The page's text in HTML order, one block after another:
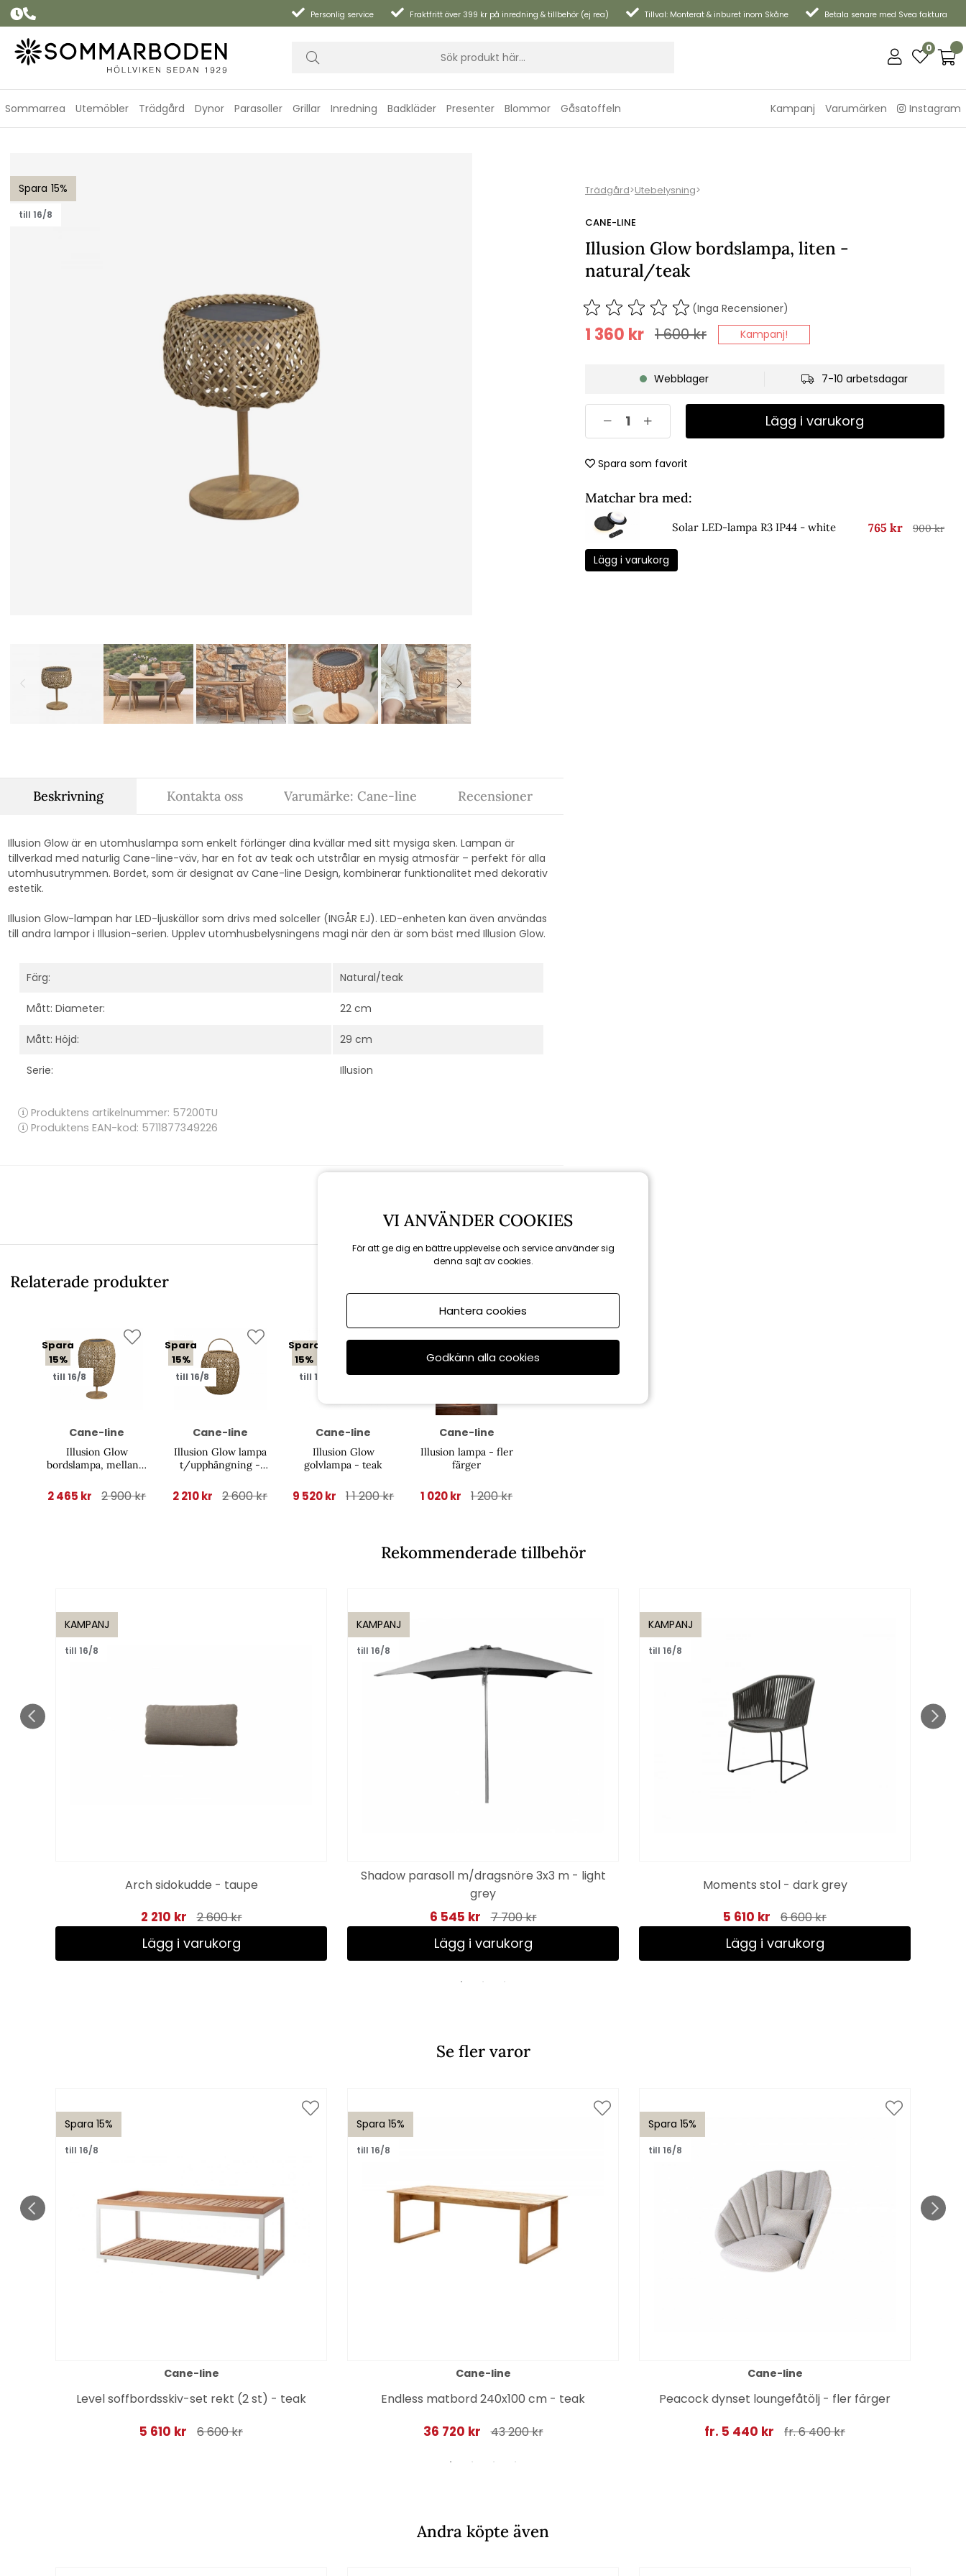
Personlig service Fraktfritt över 399 kr på inredning & tillbehör (ej rea) Tillval: Monterat & inburet inom Skåne Betala senare med Svea faktura
0
Sommarrea Utemöbler Trädgård Dynor Parasoller Grillar Inredning Badkläder Presenter Blommor Gåsatoffeln Kampanj Varumärken Instagram
15
till 16/8
Trädgård>Utebelysning>
CANE-LINE
Illusion Glow bordslampa, liten -
natural/teak
(Inga Recensioner)
1 600kr
1 360 kr Kampanj!
Webblager 7-10 arbetsdagar
Lägg i varukorg
Spara som favorit
Matchar bra med:
Solar LED-lampa R3 IP44 - white 765 kr 900 kr
Lägg i varukorg
Beskrivning
Illusion Glow är en utomhuslampa som enkelt förlänger dina kvällar med sitt mysiga sken. Lampan är
tillverkad med naturlig Cane-line-väv, har en fot av teak och utstrålar en mysig atmosfär – perfekt för alla
utomhusutrymmen. Bordet, som är designat av Cane-line Design, kombinerar funktionalitet med dekorativ
estetik.
Illusion Glow-lampan har LED-ljuskällor som drivs med solceller (INGÅR EJ). LED-enheten kan även användas
till andra lampor i Illusion-serien. Upplev utomhusbelysningens magi när den är som bäst med Illusion Glow.
Färg: Natural/teak
Mått: Diameter: 22 cm
Mått: Höjd: 29 cm
Serie: Illusion
Produktens artikelnummer: 57200TU
Produktens EAN-kod: 5711877349226
Kontakta oss Varumärke: Cane-line Recensioner
Relaterade produkter
Spara
15%
till 16/8
Cane-line
Illusion Glow
bordslampa, mellan -
2 465 kr 2 900 kr
Spara
15%
till 16/8
Cane-line
Illusion Glow lampa
t/upphängning -
2 210 kr 2 600 kr
Spara
15%
till 16/8
Cane-line
Illusion Glow
golvlampa - teak
9 520 kr 1 1 200 kr
15%
till 16/8
Cane-line
Illusion lampa - fler
färger
1 020 kr 1 200 kr
Rekommenderade tillbehör
KAMPANJ
till 16/8
Arch sidokudde - taupe
2 210 kr 2 600 kr
Lägg i varukorg
KAMPANJ
till 16/8
Shadow parasoll m/dragsnöre 3x3 m - light
grey
6 545 kr 7 700 kr
Lägg i varukorg
KAMPANJ
till 16/8
Moments stol - dark grey
5 610 kr 6 600 kr
Lägg i varukorg
Se fler varor
Spara 15%
till 16/8
Cane-line
Level soffbordsskiv-set rekt (2 st) - teak
5 610 kr 6 600 kr
Spara 15%
till 16/8
Cane-line
Endless matbord 240x100 cm - teak
36 720 kr 43 200 kr
Spara 15%
till 16/8
Cane-line
Peacock dynset loungefåtölj - fler färger
fr. 5 440 kr fr. 6 400 kr
Andra köpte även
VI ANVÄNDER COOKIES
För att ge dig en bättre upplevelse och service använder sig
denna sajt av cookies.
Hantera cookies
Godkänn alla cookies